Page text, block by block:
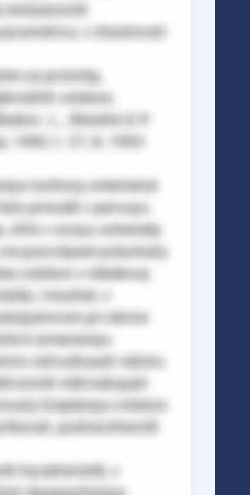
v chastnosti
za prototip,
volokon,
.L., Sheshin E.P.
t. 27, 8, 1593-
tochnoy orientatsii
privodit v pervuyu
chto v svoyu ocheredy
pozvolyaet poluchaty
volokon v nikelevoy
i mozhet, v
pri obrive
k izmeneniyu
zatrudnyaet rabotu
mikroskopah
krepleniya volokon
podverzhennih
harakteristik, v